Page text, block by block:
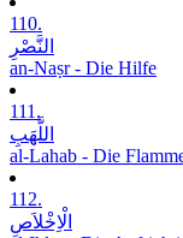
110.
النَّصْرِ
an-Naṣr - Die Hilfe
111.
اللَّھَبِ
al-Lahab - Die
112.
الْاِخْلاَصِ